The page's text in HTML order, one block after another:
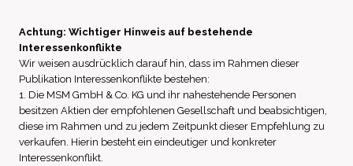
Achtung: Wichtiger Hinweis auf bestehende
Interessenkonflikte
Wir weisen ausdrücklich darauf hin, dass im Rahmen dieser
Publikation Interessenkonflikte bestehen:
1. Die MSM GmbH & Co. KG und ihr nahestehende Personen
besitzen Aktien der empfohlenen Gesellschaft und beabsichtigen,
diese im Rahmen und zu jedem Zeitpunkt dieser Empfehlung zu
verkaufen. Hierin besteht ein eindeutiger und konkreter
Interessenkonflikt.